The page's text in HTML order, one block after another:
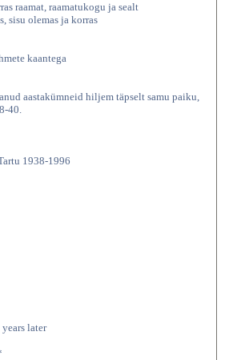
1996
raamat, raamatukogu ja sealt
sisu olemas ja korras
kaantega
aastakümneid hiljem täpselt samu paiku,
40.
1938-1996
later